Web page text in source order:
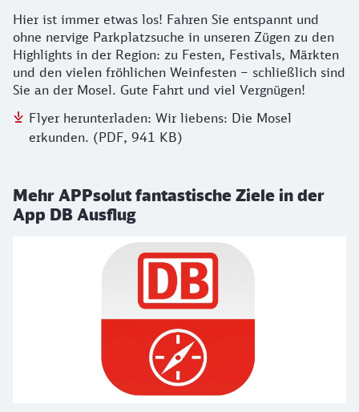
Hier ist immer etwas los! Fahren Sie entspannt und
ohne nervige Parkplatzsuche in unseren Zügen zu den
Highlights in der Region: zu Festen, Festivals, Märkten
und den vielen fröhlichen Weinfesten – schließlich sind
Sie an der Mosel. Gute Fahrt und viel Vergnügen!
Flyer herunterladen: Wir liebens: Die Mosel
erkunden. (PDF, 941 KB)
Mehr APPsolut fantastische Ziele in der
App DB Ausflug